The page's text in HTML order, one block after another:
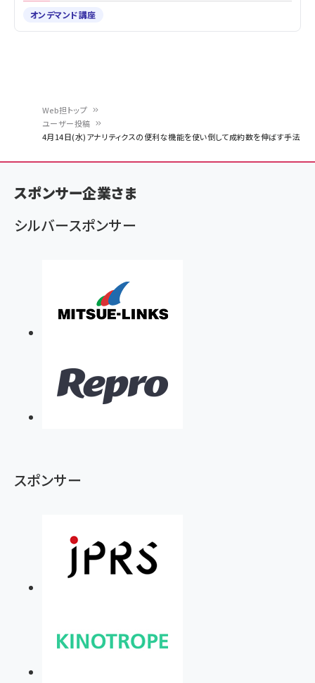
ン
く
ず
Web担トップ
ユーザー投稿
4月14日(水)アナリティクスの便利な機能を使い倒して成約数を伸ばす手法
オンデマンド講座
スポンサー企業さま
シルバースポンサー
スポンサー